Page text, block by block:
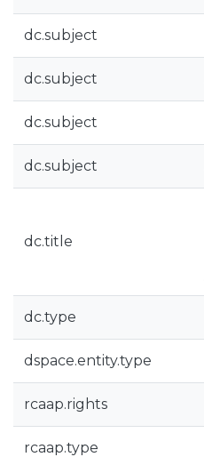
dc.subject
dc.subject
dc.subject
dc.subject
dc.title
dc.type
dspace.entity.type
rcaap.rights
rcaap.type